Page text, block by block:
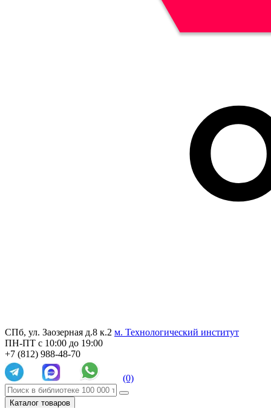
СПб, ул. Заозерная д.8 к.2 м. Технологический институт
ПН-ПТ с 10:00 до 19:00
+7 (812) 988-48-70
(0)
Каталог товаров